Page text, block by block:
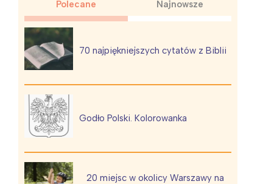
Polecane Najnowsze
70 najpiękniejszych cytatów z Biblii
Godło Polski. Kolorowanka
20 miejsc w okolicy Warszawy na